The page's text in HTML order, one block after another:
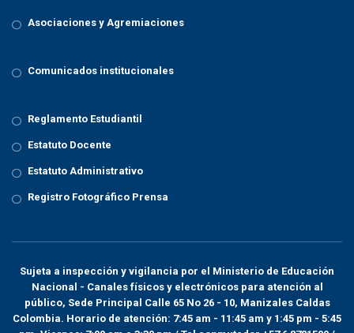
Asociaciones y Agremiaciones
Comunicados institucionales
Reglamento Estudiantil
Estatuto Docente
Estatuto Administrativo
Registro Fotográfico Prensa
Sujeta a inspección y vigilancia por el Ministerio de Educación
Nacional - Canales físicos y electrónicos para atención al
público, Sede Principal Calle 65 No 26 - 10, Manizales Caldas
Colombia. Horario de atención: 7:45 am - 11:45 am y 1:45 pm - 5:45